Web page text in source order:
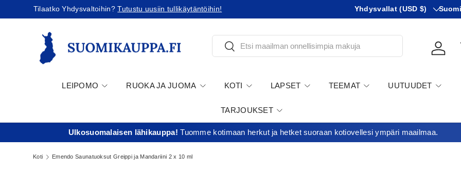
Jatka sisältöön
Tilaatko Yhdysvaltoihin?Tutustu uusiin tullikäytäntöihin! Minimitilausraja 35€
Maa
Yhdysvallat (USD $) KIeli
Suomi
Etsi
LEIPOMO RUOKA JA JUOMA KOTI LAPSET TEEMAT UUTUUDET
TARJOUKSET
Ulkosuomalaisen lähikauppa!Tuomme kotimaan herkut ja hetket suoraan kotiovellesi ympäri maailmaa.
Koti Emendo Saunatuoksut Greippi ja Mandariini 2 x 10 ml